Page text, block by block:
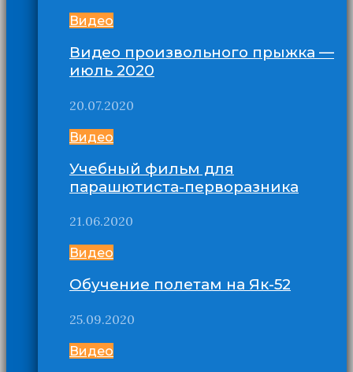
Видео
Видео произвольного прыжка —
июль 2020
20.07.2020
Видео
Учебный фильм для
парашютиста-перворазника
21.06.2020
Видео
Обучение полетам на Як-52
25.09.2020
Видео